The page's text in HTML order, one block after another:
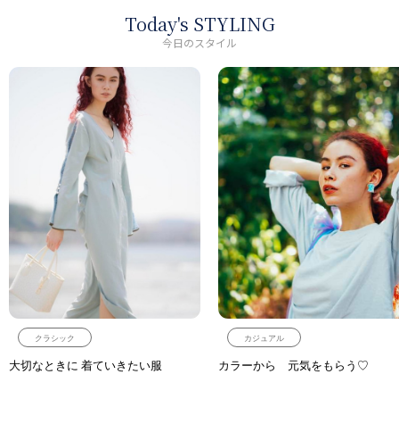
Today's STYLING
今日のスタイル
クラシック
大切なときに 着ていきたい服
カジュアル
カラーから 元気をもらう♡